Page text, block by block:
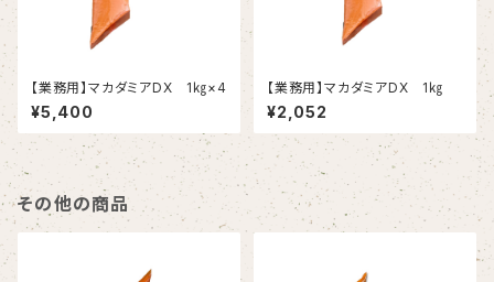
【業務用】マカダミアDX 1㎏×4
¥5,400
【業務用】マカダミアDX 1㎏
¥2,052
その他の商品